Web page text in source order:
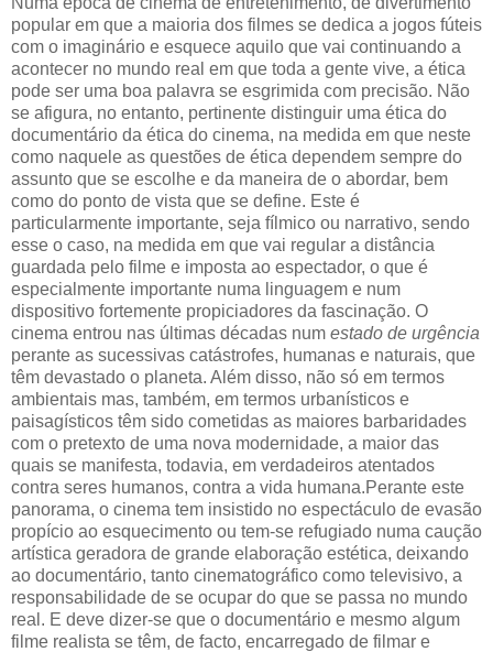
popular em que a maioria dos filmes se dedica a jogos fúteis
com o imaginário e esquece aquilo que vai continuando a
acontecer no mundo real em que toda a gente vive, a ética
pode ser uma boa palavra se esgrimida com precisão. Não
se afigura, no entanto, pertinente distinguir uma ética do
documentário da ética do cinema, na medida em que neste
como naquele as questões de ética dependem sempre do
assunto que se escolhe e da maneira de o abordar, bem
como do ponto de vista que se define. Este é
particularmente importante, seja fílmico ou narrativo, sendo
esse o caso, na medida em que vai regular a distância
guardada pelo filme e imposta ao espectador, o que é
especialmente importante numa linguagem e num
dispositivo fortemente propiciadores da fascinação. O
cinema entrou nas últimas décadas num estado de urgência
perante as sucessivas catástrofes, humanas e naturais, que
têm devastado o planeta. Além disso, não só em termos
ambientais mas, também, em termos urbanísticos e
paisagísticos têm sido cometidas as maiores barbaridades
com o pretexto de uma nova modernidade, a maior das
quais se manifesta, todavia, em verdadeiros atentados
contra seres humanos, contra a vida humana.Perante este
panorama, o cinema tem insistido no espectáculo de evasão
propício ao esquecimento ou tem-se refugiado numa caução
artística geradora de grande elaboração estética, deixando
ao documentário, tanto cinematográfico como televisivo, a
responsabilidade de se ocupar do que se passa no mundo
real. E deve dizer-se que o documentário e mesmo algum
filme realista se têm, de facto, encarregado de filmar e